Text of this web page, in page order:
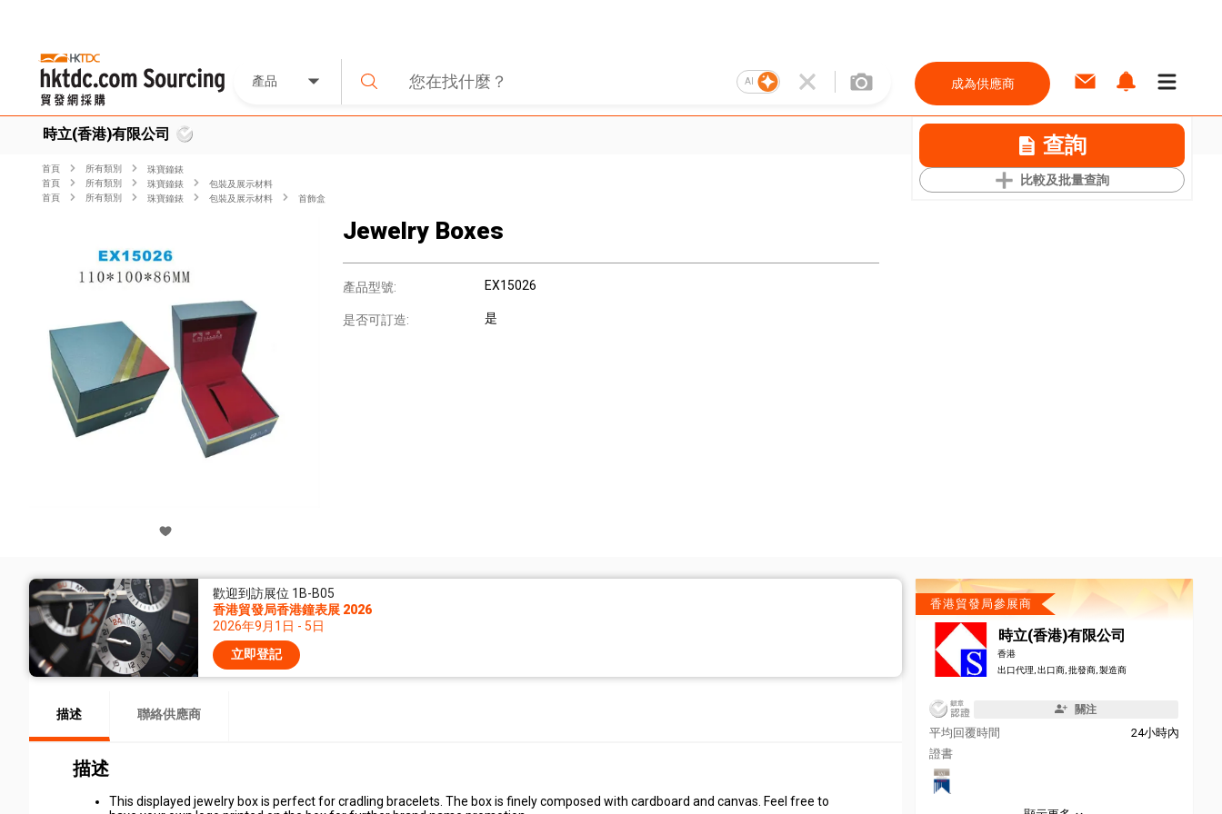
產品 AI 成為供應商
時立(香港)有限公司 查詢
比較及批量查詢
首頁 所有類別
珠寶鐘錶
首頁
所有類別 珠寶鐘錶
包裝及展示材料
首頁
所有類別 珠寶鐘錶 包裝及展示材料 首飾盒
Jewelry Boxes
產品型號: EX15026
是否可訂造: 是
歡迎到訪展位 1B-B05
香港貿發局香港鐘表展 2026
2026年9月1日 - 5日
立即登記
描述 聯絡供應商
描述
This displayed jewelry box is perfect for cradling bracelets. The box is finely composed with cardboard and canvas. Feel free to
香港貿發局參展商
時立(香港)有限公司
香港
出口代理, 出口商, 批發商, 製造商
關注
平均回覆時間
24小時內
證書